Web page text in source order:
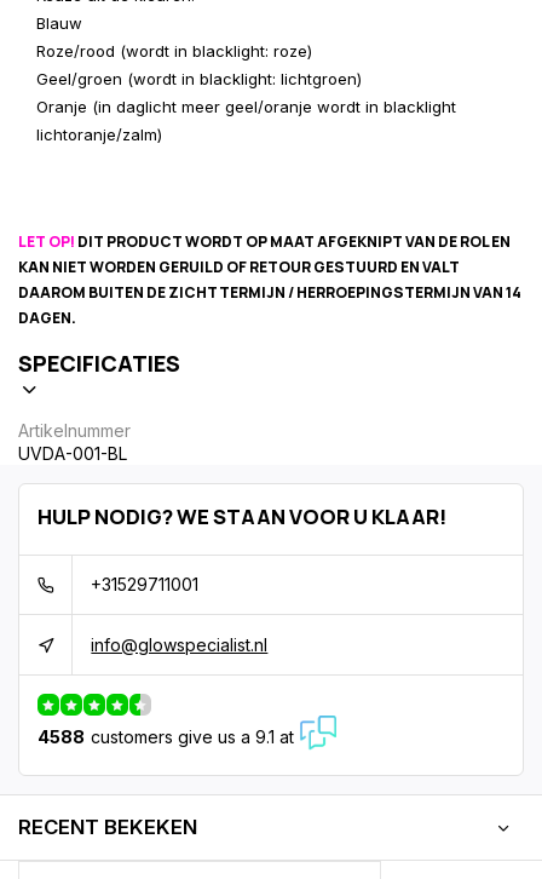
Blauw
Roze/rood (wordt in blacklight: roze)
Geel/groen (wordt in blacklight: lichtgroen)
Oranje (in daglicht meer geel/oranje wordt in blacklight
lichtoranje/zalm)
LET OP! DIT PRODUCT WORDT OP MAAT AFGEKNIPT VAN DE ROL EN
KAN NIET WORDEN GERUILD OF RETOUR GESTUURD EN VALT
DAAROM BUITEN DE ZICHTTERMIJN / HERROEPINGSTERMIJN VAN 14
DAGEN.
SPECIFICATIES
Artikelnummer
UVDA-001-BL
HULP NODIG? WE STAAN VOOR U KLAAR!
+31529711001
info@glowspecialist.nl
4588 customers give us a 9.1 at
RECENT BEKEKEN